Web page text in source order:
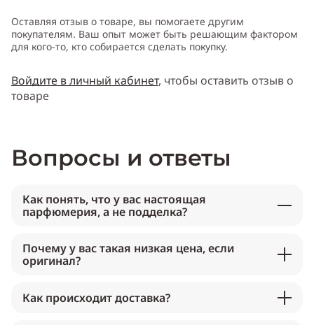
Оставляя отзыв о товаре, вы помогаете другим
покупателям. Ваш опыт может быть решающим фактором
для кого-то, кто собирается сделать покупку.
Войдите в личный кабинет, чтобы оставить отзыв о
товаре
Вопросы и ответы
Как понять, что у вас настоящая
парфюмерия, а не подделка?
Почему у вас такая низкая цена, если
оригинал?
Как происходит доставка?